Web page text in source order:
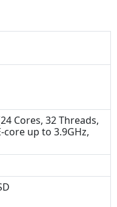
Cores, 32 Threads,
core up to 3.9GHz,